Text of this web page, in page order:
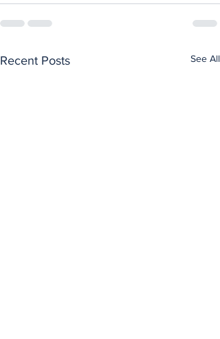
Recent Posts See All